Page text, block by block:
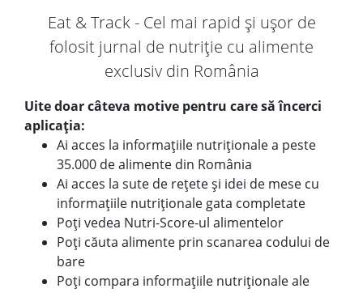
Eat & Track - Cel mai rapid și ușor de
folosit jurnal de nutriție cu alimente
exclusiv din România
Uite doar câteva motive pentru care să încerci
aplicația:
Ai acces la informațiile nutriționale a peste
35.000 de alimente din România
Ai acces la sute de rețete și idei de mese cu
informațiile nutriționale gata completate
Poți vedea Nutri-Score-ul alimentelor
Poți căuta alimente prin scanarea codului de
bare
Poți compara informațiile nutriționale ale